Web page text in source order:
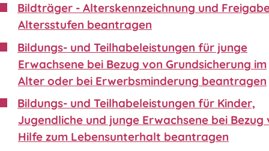
Bildträger - Alterskennzeichnung und
Altersstufen beantragen
Bildungs- und Teilhabeleistungen für junge
Erwachsene bei Bezug von Grundsicherung im
Alter oder bei Erwerbsminderung beantragen
Bildungs- und Teilhabeleistungen für Kinder,
Jugendliche und junge Erwachsene bei Bezug
Hilfe zum Lebensunterhalt beantragen